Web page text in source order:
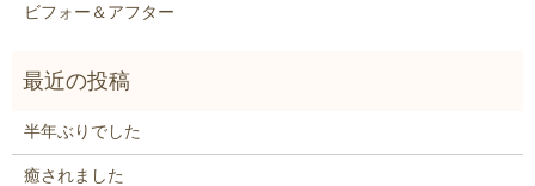
ビフォー＆アフター
半年ぶりでした
癒されました